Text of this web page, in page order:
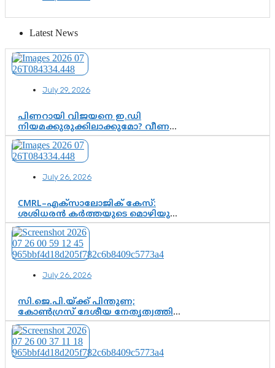
Latest News
July 29, 2026
പിണറായി വിജയനെ ഇ.ഡി
നിയമക്കുരുക്കിലാക്കുമോ? വീണ
വിജയൻ മാപ്പുസാക്ഷിയാകുമോ?
കർത്തയുടെ മൊഴി നിർണായക
വഴിത്തിരിവാകുമോ?
July 26, 2026
CMRL–എക്‌സാലോജിക് കേസ്:
ശശിധരൻ കർത്തയുടെ മൊഴിയുടെ
അടിസ്ഥാനത്തിൽ പിണറായി
വിജയനെ ചോദ്യം ചെയ്യുന്നതിൽ ഉടൻ
തീരുമാനം; വീണയ്‌ക്കെതിരെ
കൂടുതൽ തെളിവുകൾ പരിശോധിച്ച്
July 26, 2026
സി.ജെ.പി.യ്ക്ക് പിന്തുണ;
കോൺഗ്രസ് ദേശീയ നേതൃത്വത്തിൽ
ആശങ്കയോ? പാർട്ടിക്കുള്ളിൽ
ഭിന്നാഭിപ്രായമെന്ന വിലയിരുത്തൽ